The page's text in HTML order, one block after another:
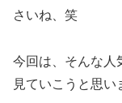
さいね、笑
今回は、そんな人
見ていこうと思い